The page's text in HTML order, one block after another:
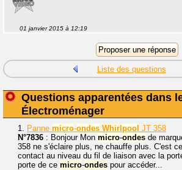
01 janvier 2015 à 12:19
Liste des questions
Questions apparentées dans
Électroménager
1. Panne micro-ondes Whirlpool JT 358
N°7836 : Bonjour Mon micro-ondes de
358 ne s'éclaire plus, ne chauffe plus. C'est
contact au niveau du fil de liaison avec la
porte de ce micro-ondes pour accéder...